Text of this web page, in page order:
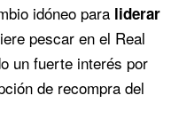
idóneo para liderar
pescar en el Real
un fuerte interés por
de recompra del